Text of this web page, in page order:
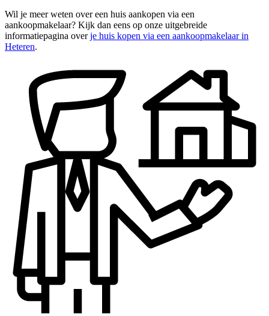
Wil je meer weten over een huis aankopen via een
aankoopmakelaar? Kijk dan eens op onze uitgebreide
informatiepagina overje huis kopen via een aankoopmakelaar in
Heteren.